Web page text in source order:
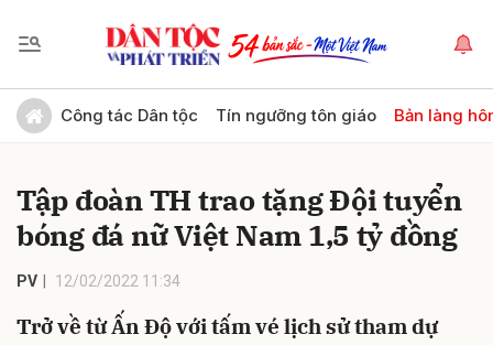
Công tác Dân tộc Tín ngưỡng tôn giáo Bản làng
Tập đoàn TH trao tặng Đội tuyển
bóng đá nữ Việt Nam 1,5 tỷ đồng
PV 12/02/2022 11:34
Trở về từ Ấn Độ với tấm vé lịch sử tham dự
Gửi bình luận
Hủy Gửi